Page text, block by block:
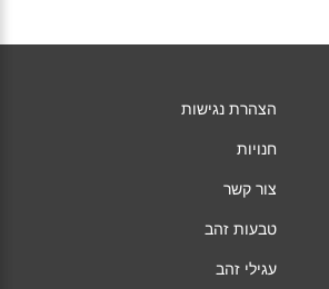
הצהרת נגישות
חנויות
צור קשר
טבעות זהב
עגילי זהב